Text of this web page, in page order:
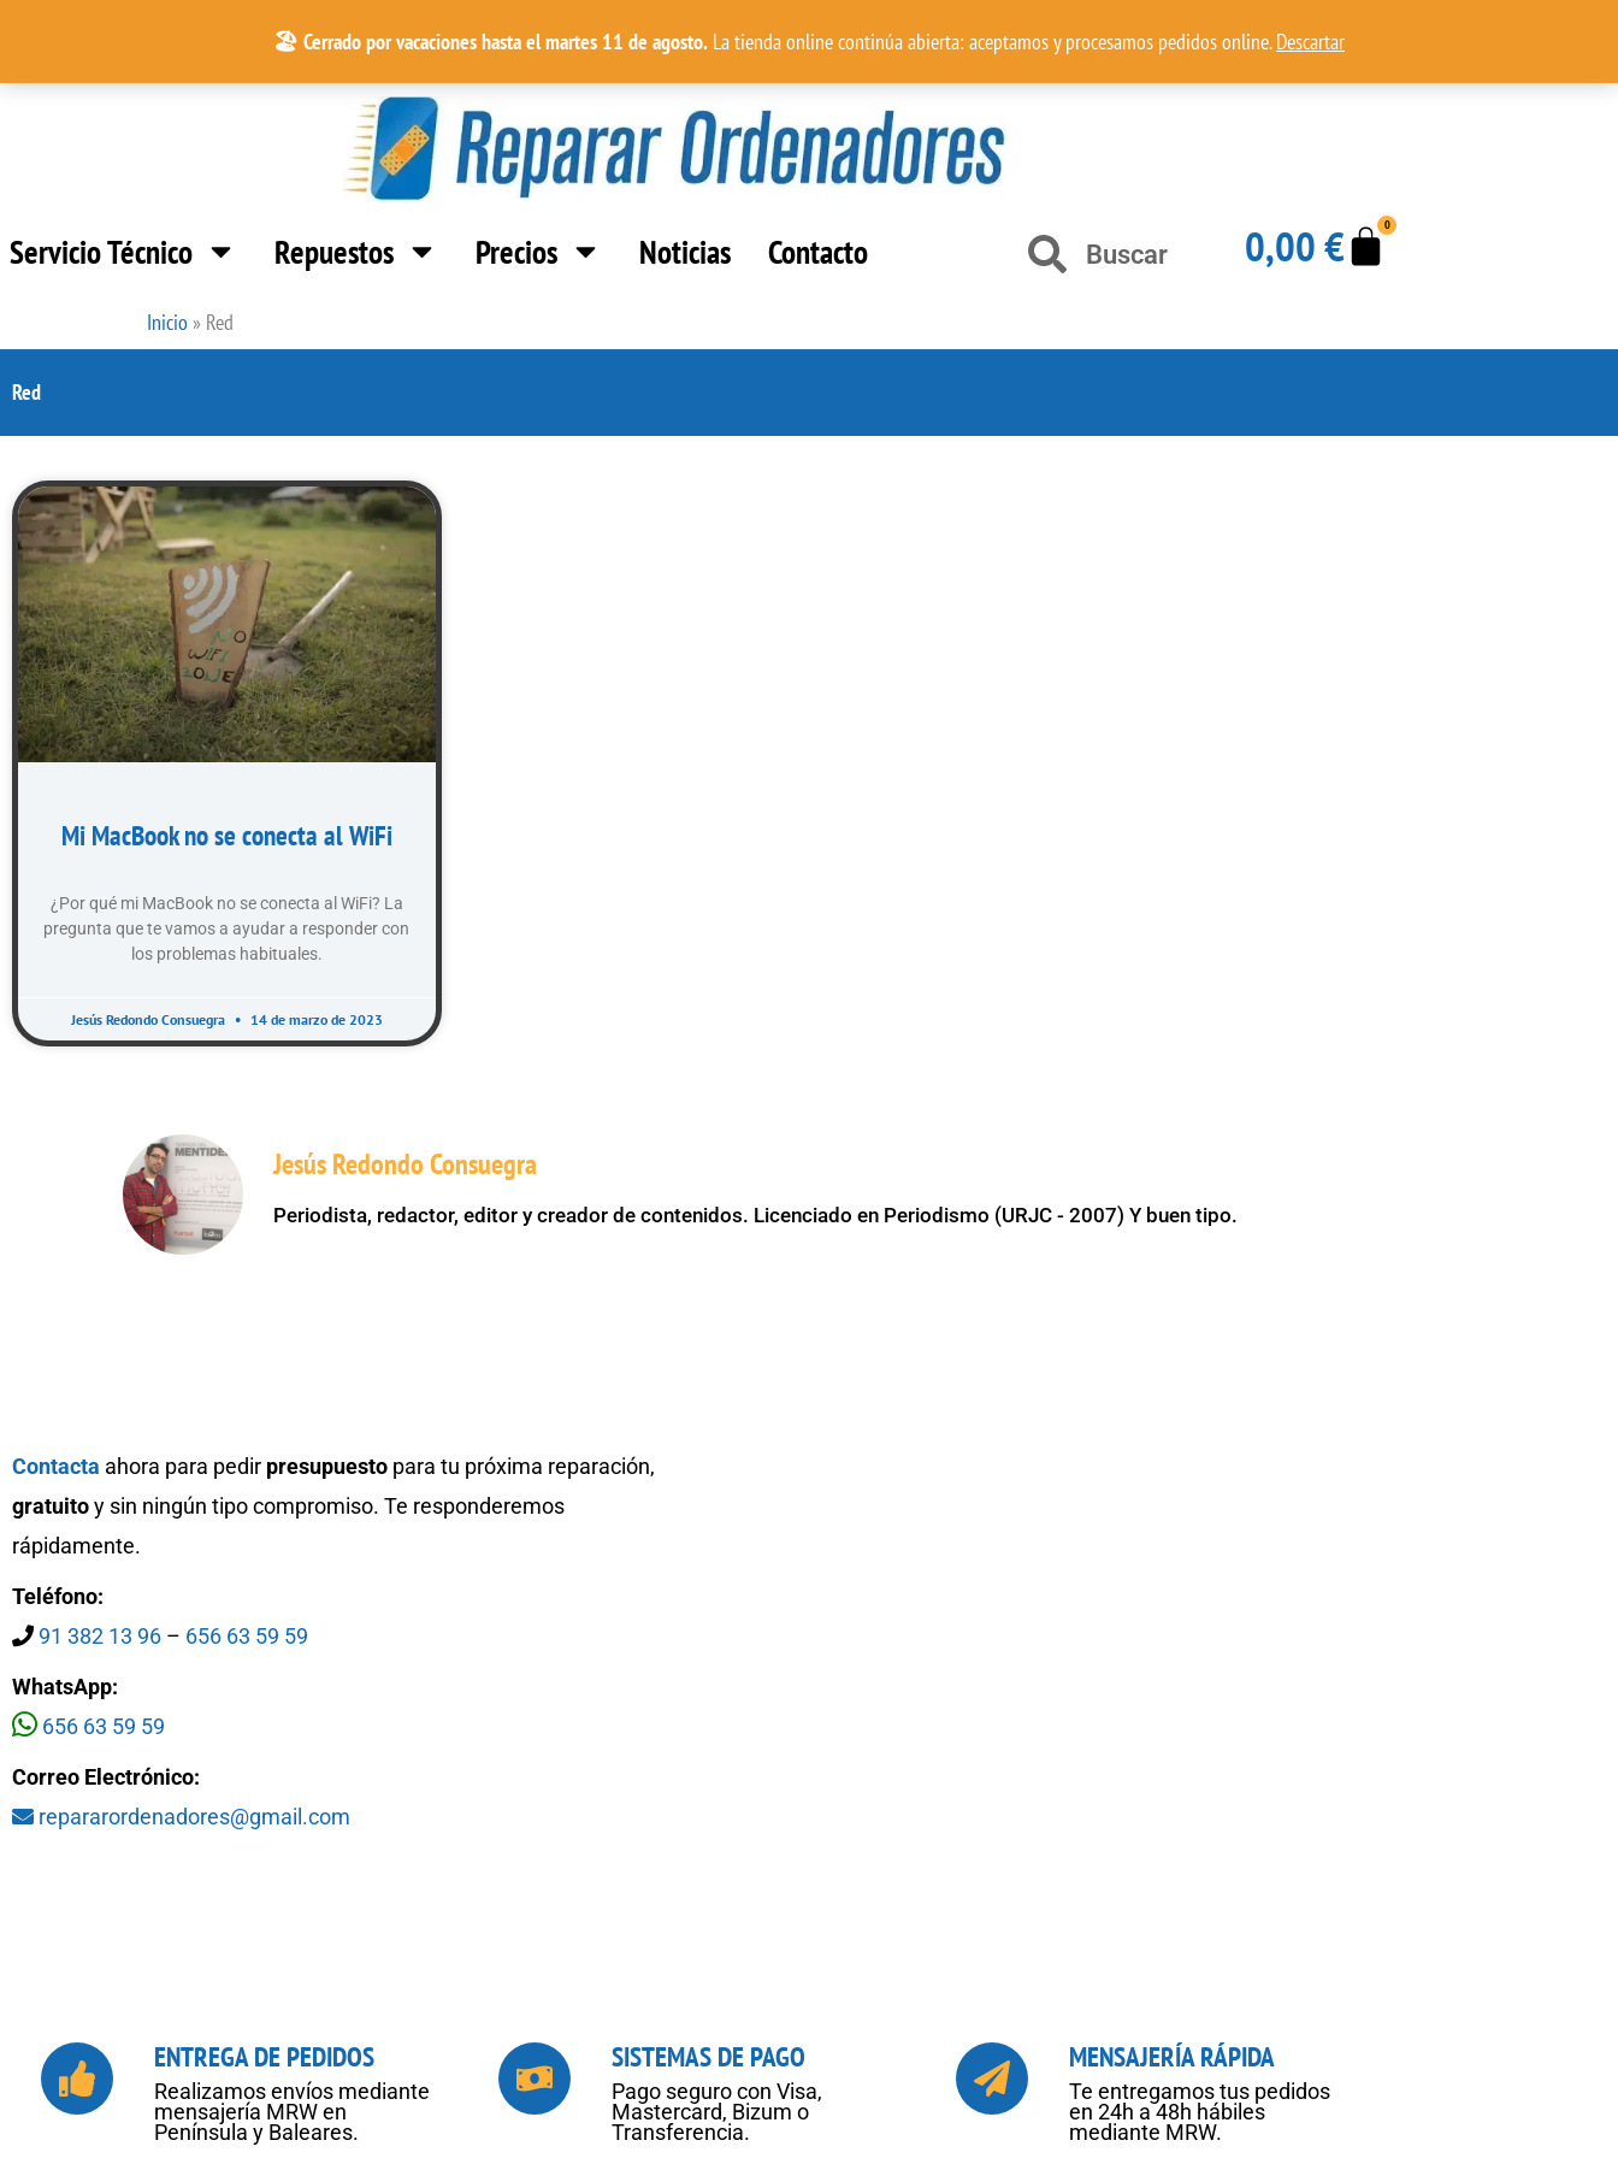
🏖️ Cerrado por vacaciones hasta el martes 11 de agosto. La tienda online continúa abierta: aceptamos y procesamos pedidos online.Descartar
Servicio Técnico Repuestos Precios Noticias Contacto Buscar Buscar 0,00€ 0
Carrito
Inicio » Red
Red
Mi MacBook no se conecta al WiFi
¿Por qué mi MacBook no se conecta al WiFi? La
pregunta que te vamos a ayudar a responder con
los problemas habituales.
Jesús Redondo Consuegra 14 de marzo de 2023
Jesús Redondo Consuegra
Periodista, redactor, editor y creador de contenidos. Licenciado en Periodismo (URJC - 2007) Y buen tipo.
Contacta ahora para pedir presupuesto para tu próxima reparación,
gratuitoy sin ningún tipo compromiso. Te responderemos
rápidamente.
Teléfono:
91 382 13 96 – 656 63 59 59
WhatsApp:
656 63 59 59
Correo Electrónico:
repararordenadores@gmail.com
ENTREGA DE PEDIDOS
Realizamos envíos mediante
mensajería MRW en
Península y Baleares.
SISTEMAS DE PAGO
Pago seguro con Visa,
Mastercard, Bizum o
Transferencia.
MENSAJERÍA RÁPIDA
Te entregamos tus pedidos
en 24h a 48h hábiles
mediante MRW.